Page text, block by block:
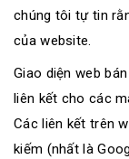
chúng tôi tự tin
của website.
Giao diện web
liên kết cho các
Các liên kết trên
kiếm (nhất là